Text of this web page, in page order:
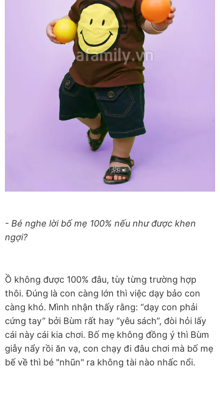
- Bé nghe lời bố mẹ 100% nếu như được khen
ngợi?
Ồ không được 100% đâu, tùy từng trường hợp
thôi. Đúng là con càng lớn thì việc dạy bảo con
càng khó. Mình nhận thấy rằng: “dạy con phải
cứng tay” bởi Bùm rất hay “yêu sách”, đòi hỏi lấy
cái này cái kia chơi. Bố mẹ không đồng ý thì Bùm
giẫy nẩy rồi ăn vạ, con chạy đi đâu chơi mà bố mẹ
bế về thì bé "nhũn" ra không tài nào nhấc nổi.